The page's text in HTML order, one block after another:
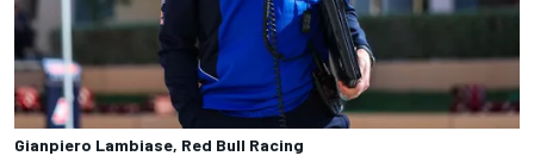
Gianpiero Lambiase, Red Bull Racing